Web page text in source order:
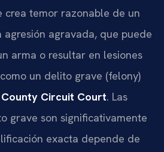
crea temor razonable de un
agresión agravada, que puede
arma o resultar en lesiones
un delito grave (felony)
Circuit Court. Las
grave son significativamente
exacta depende de